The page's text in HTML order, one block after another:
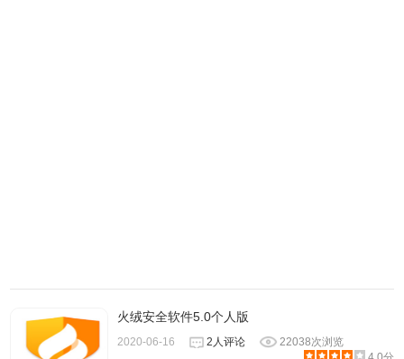
火绒安全软件5.0个人版
2020-06-16 2人评论
22038次浏览